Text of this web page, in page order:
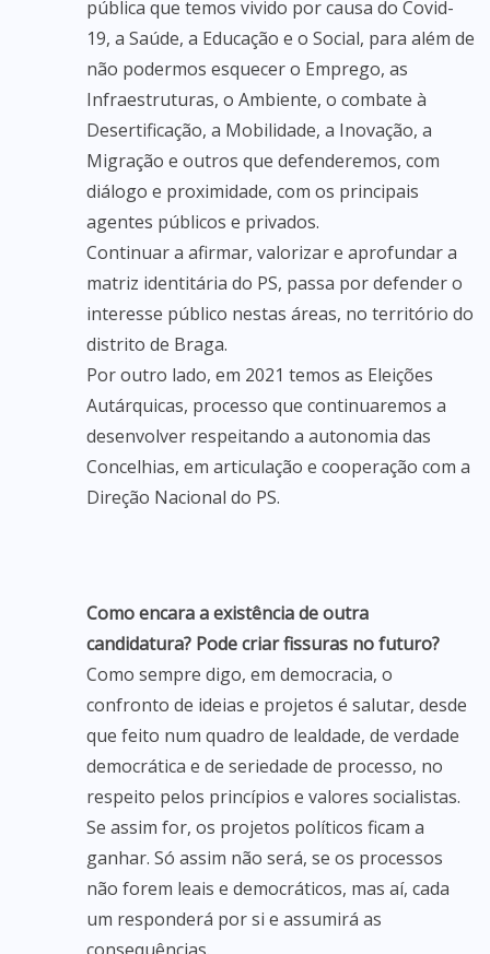
pública que temos vivido por causa do Covid-
19, a Saúde, a Educação e o Social, para além de
não podermos esquecer o Emprego, as
Infraestruturas, o Ambiente, o combate à
Desertificação, a Mobilidade, a Inovação, a
Migração e outros que defenderemos, com
diálogo e proximidade, com os principais
agentes públicos e privados.
Continuar a afirmar, valorizar e aprofundar a
matriz identitária do PS, passa por defender o
interesse público nestas áreas, no território do
distrito de Braga.
Por outro lado, em 2021 temos as Eleições
Autárquicas, processo que continuaremos a
desenvolver respeitando a autonomia das
Concelhias, em articulação e cooperação com a
Direção Nacional do PS.
Como encara a existência de outra
candidatura? Pode criar fissuras no futuro?
Como sempre digo, em democracia, o
confronto de ideias e projetos é salutar, desde
que feito num quadro de lealdade, de verdade
democrática e de seriedade de processo, no
respeito pelos princípios e valores socialistas.
Se assim for, os projetos políticos ficam a
ganhar. Só assim não será, se os processos
não forem leais e democráticos, mas aí, cada
um responderá por si e assumirá as